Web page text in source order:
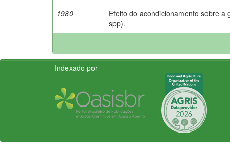
1980
Efeito do acondicionamento sobre
spp).
Indexado por